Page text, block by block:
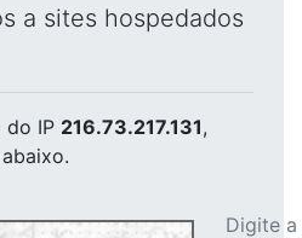
a sites hospedados
do IP 216.73.217.131,
Digite